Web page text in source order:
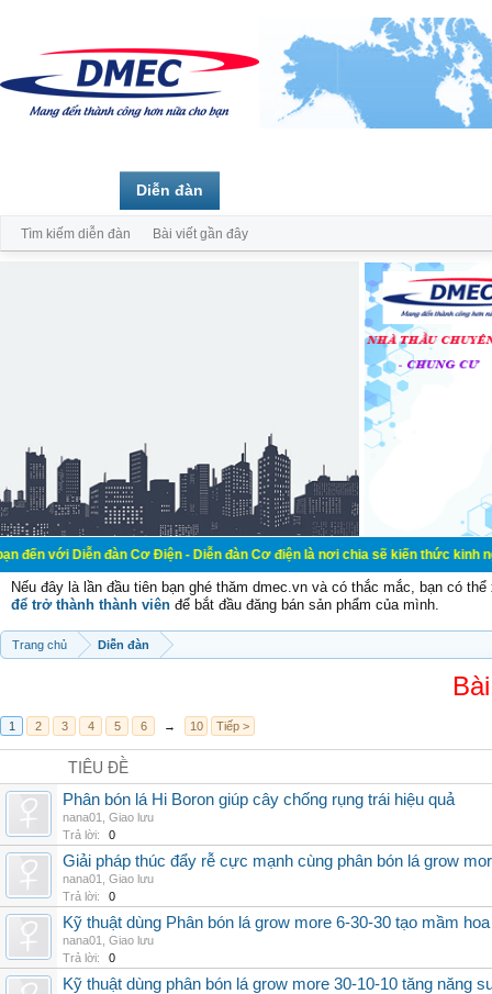
đàn Cơ Điện - Diễn đàn Cơ điện là nơi chia sẽ kiến thức kinh nghiệm
Nếu đây là lần đầu tiên bạn ghé thăm dmec.vn và có thắc mắc, bạn có
để trở thành thành viên để bắt đầu đăng bán sản phẩm của mình.
Trang chủ Diễn đàn
1 2 3 4 5 6 → 10 Tiếp >
TIÊU ĐỀ
Phân bón lá Hi Boron giúp cây chống rụng trái hiệu quả
nana01
Giao lưu
Trả lời:
0
Giải pháp thúc đẩy rễ cực mạnh cùng phân bón lá grow
nana01
Giao lưu
Trả lời:
0
Kỹ thuật dùng Phân bón lá grow more 6-30-30 tạo mầm hoa
nana01
Giao lưu
Trả lời:
0
Kỹ thuật dùng phân bón lá grow more 30-10-10 tăng năng
Diễn đàn
Tìm kiếm diễn đàn Bài viết gần đây